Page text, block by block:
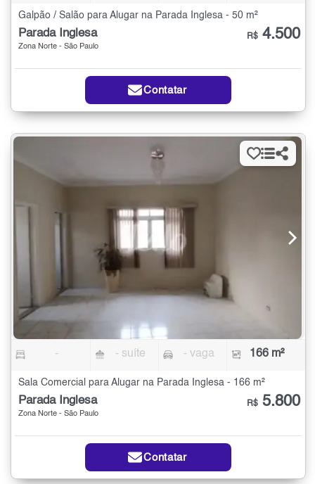
Galpão / Salão para Alugar na Parada Inglesa - 50 m²
Parada Inglesa
Zona Norte - São Paulo
R$ 4.500
Contatar
- - suíte - vaga 166 m²
Sala Comercial para Alugar na Parada Inglesa - 166 m²
Parada Inglesa
Zona Norte - São Paulo
R$ 5.800
Contatar